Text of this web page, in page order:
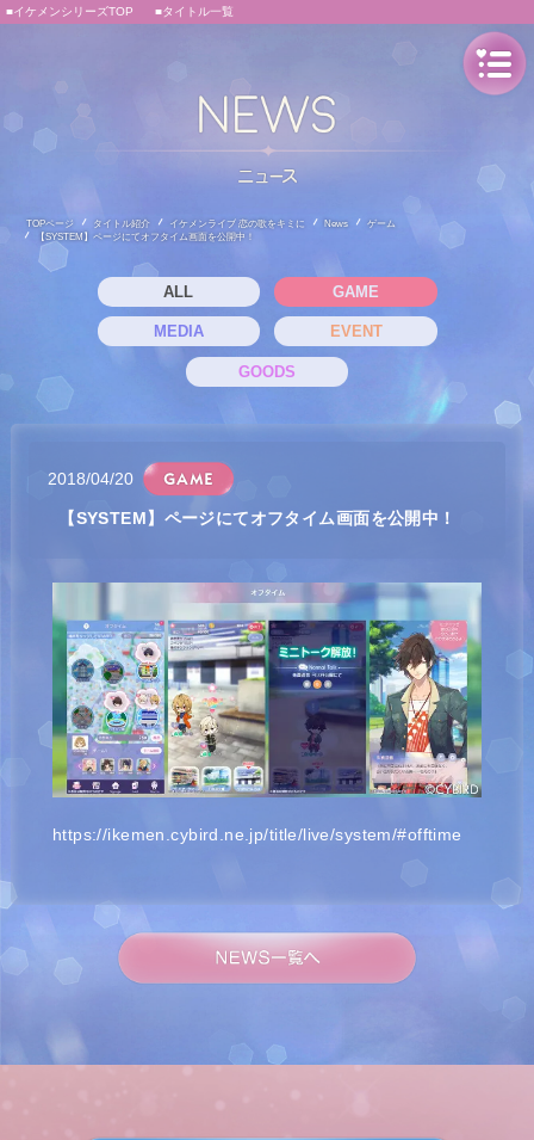
■イケメンシリーズTOP ■タイトル一覧
TOPページ タイトル紹介 イケメンライブ 恋の歌をキミに News
ゲーム
【SYSTEM】ページにてオフタイム画面を公開中！
ALL GAME
MEDIA EVENT
GOODS
2018/04/20
【SYSTEM】ページにてオフタイム画面を公開中！
https://ikemen.cybird.ne.jp/title/live/system/#offtime